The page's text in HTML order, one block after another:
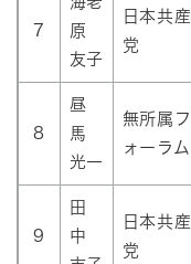
7
原
友子
日本共産
党
8
昼
馬
光一
無所属フ
ォーラム
9
田
中
日本共産
党